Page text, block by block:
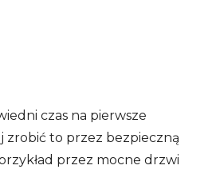
czas na pierwsze
zrobić to przez bezpieczną
przez mocne drzwi